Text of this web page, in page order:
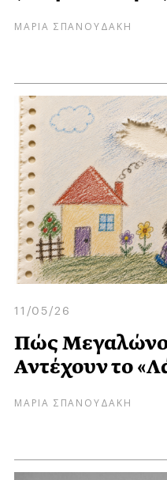
ΜΑΡΙΑ ΣΠΑΝΟΥΔΑΚΗ
11/05/26
Πώς
Αντέχουν το
ΜΑΡΙΑ ΣΠΑΝΟΥΔΑΚΗ